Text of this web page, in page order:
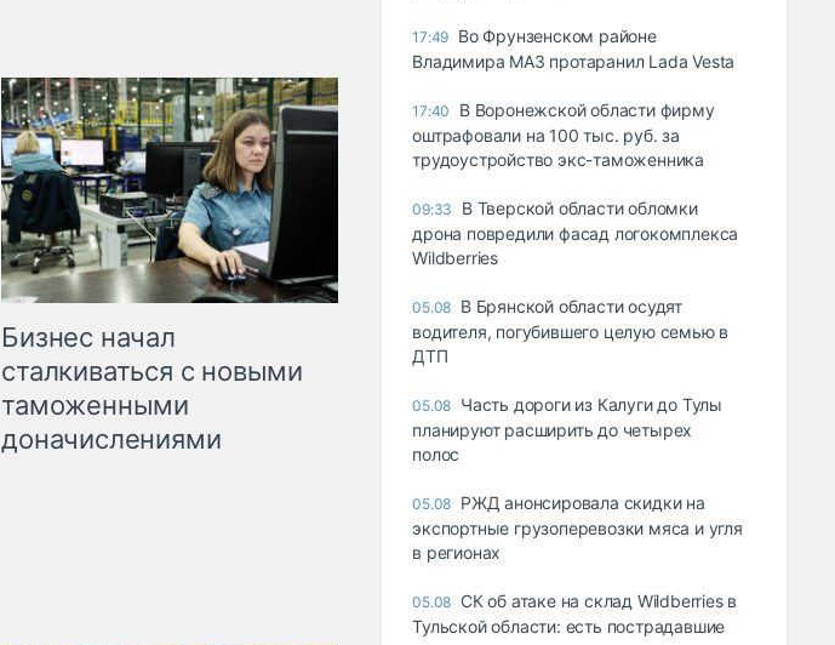
Бизнес начал
сталкиваться с новыми
таможенными
доначислениями
17:49 Во Фрунзенском районе
Владимира МАЗ протаранил Lada Vesta
17:40
В Воронежской области фирму
оштрафовали на 100 тыс. руб. за
трудоустройство экс-таможенника
09:33
В Тверской области обломки
дрона повредили фасад логокомплекса
Wildberries
05.08 В Брянской области осудят
водителя, погубившего целую семью в
ДТП
05.08 Часть дороги из Калуги до Тулы
планируют расширить до четырех
полос
05.08 РЖД анонсировала скидки на
экспортные грузоперевозки мяса и угля
в регионах
05.08 СК об атаке на склад Wildberries в
Тульской области: есть пострадавшие